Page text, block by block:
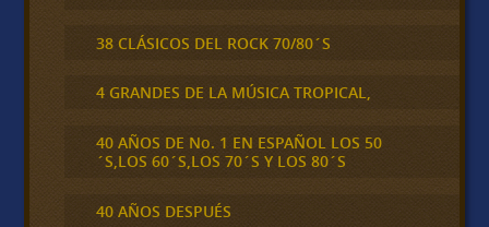
38 CLÁSICOS DEL ROCK 70/80´S
4 GRANDES DE LA MÚSICA TROPICAL,
40 AÑOS DE No. 1 EN ESPAÑOL LOS 50
´S,LOS 60´S,LOS 70´S Y LOS 80´S
40 AÑOS DESPUÉS